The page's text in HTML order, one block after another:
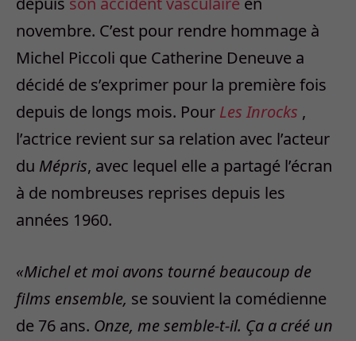
novembre. C’est pour rendre hommage à
Michel Piccoli que Catherine Deneuve a
décidé de s’exprimer pour la première fois
depuis de longs mois. Pour Les Inrocks ,
l’actrice revient sur sa relation avec l’acteur
du Mépris, avec lequel elle a partagé l’écran
à de nombreuses reprises depuis les
années 1960.
«Michel et moi avons tourné beaucoup de
films ensemble, se souvient la comédienne
de 76 ans. Onze, me semble-t-il. Ça a créé un